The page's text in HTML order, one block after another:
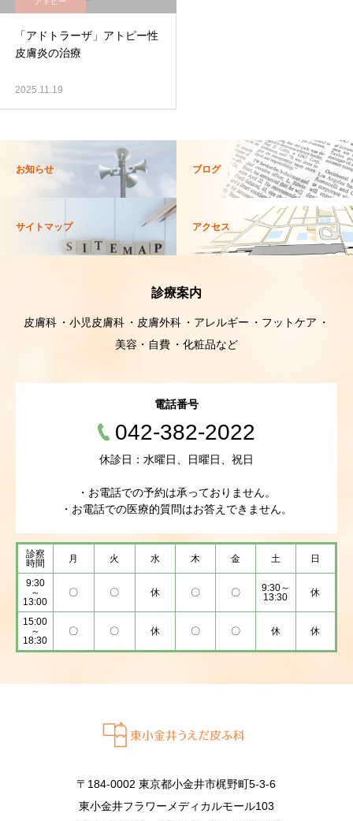
「アドトラーザ」アトピー性
皮膚炎の治療
2025.11.19
お知らせ ブログ
サイトマップ アクセス
診療案内
皮膚科 小児皮膚科 皮膚外科 アレルギー
フットケア
美容・自費
化粧品など
電話番号
042-382-2022
休診日：水曜日、日曜日、祝日
・お電話での予約は承っておりません。
・お電話での医療的質問はお答えできません。
診察
時間
月 火 水 木 金 土 日
9:30
～
13:00
〇 〇 休 〇 〇
9:30～
13:30
休
15:00
～
18:30
〇 〇 休 〇 〇 休 休
〒184-0002 東京都小金井市梶野町5-3-6
東小金井フラワーメディカルモール103